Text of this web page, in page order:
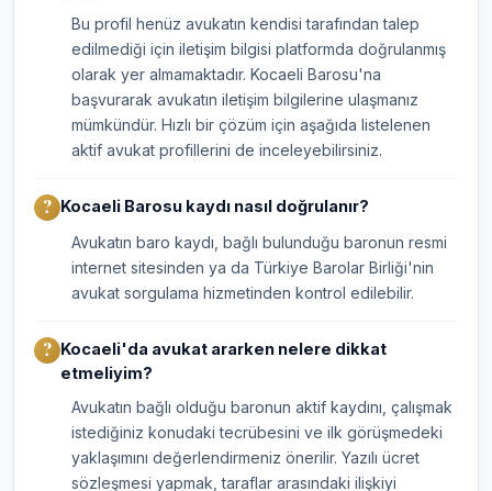
Bu profil henüz avukatın kendisi tarafından talep
edilmediği için iletişim bilgisi platformda doğrulanmış
olarak yer almamaktadır. Kocaeli Barosu'na
başvurarak avukatın iletişim bilgilerine ulaşmanız
mümkündür. Hızlı bir çözüm için aşağıda listelenen
aktif avukat profillerini de inceleyebilirsiniz.
Kocaeli Barosu kaydı nasıl doğrulanır?
Avukatın baro kaydı, bağlı bulunduğu baronun resmi
internet sitesinden ya da Türkiye Barolar Birliği'nin
avukat sorgulama hizmetinden kontrol edilebilir.
Kocaeli'da avukat ararken nelere dikkat
etmeliyim?
Avukatın bağlı olduğu baronun aktif kaydını, çalışmak
istediğiniz konudaki tecrübesini ve ilk görüşmedeki
yaklaşımını değerlendirmeniz önerilir. Yazılı ücret
sözleşmesi yapmak, taraflar arasındaki ilişkiyi